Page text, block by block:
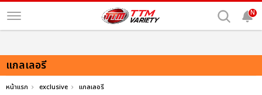
N
แกลเลอรี
หน้าแรก exclusive แกลเลอรี